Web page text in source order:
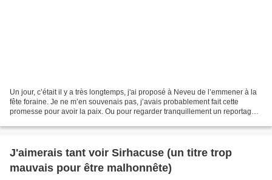
Un jour, c’était il y a très longtemps, j'ai proposé à Neveu de l’emmener à la
fête foraine. Je ne m’en souvenais pas, j’avais probablement fait cette
promesse pour avoir la paix. Ou pour regarder tranquillement un reportage
J'aimerais tant voir Sirhacuse (un titre trop
mauvais pour être malhonnête)